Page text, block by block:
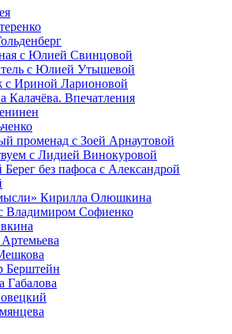
с Юлией Свинцовой
с Юлией Утышевой
с Ириной Ларионовой
Калачёва. Впечатления
променад с Зоей Арнаутовой
с Лидией Винокуровой
без пафоса с Александрой
Кирилла Олюшкина
Владимиром Софиенко
Берштейн
Габалова